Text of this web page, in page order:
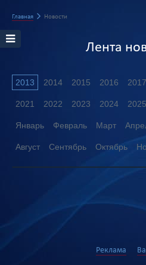
Главная Новости
Лента
2013 2014 2015 2016 2017
2021 2022 2023 2024 2025
Январь Февраль Март
Август Сентябрь Октябрь
Реклама